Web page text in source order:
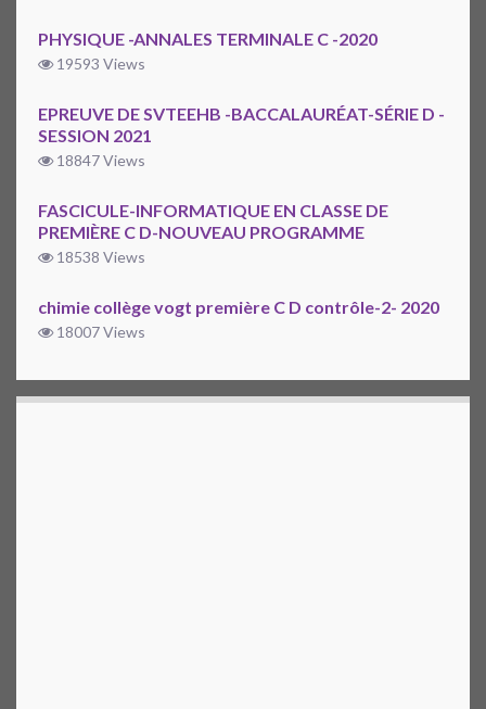
PHYSIQUE -ANNALES TERMINALE C -2020
19593 Views
EPREUVE DE SVTEEHB -BACCALAURÉAT-SÉRIE D -
SESSION 2021
18847 Views
FASCICULE-INFORMATIQUE EN CLASSE DE
PREMIÈRE C D-NOUVEAU PROGRAMME
18538 Views
chimie collège vogt première C D contrôle-2- 2020
18007 Views